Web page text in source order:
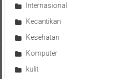
Internasional
Kecantikan
Kesehatan
Komputer
kulit